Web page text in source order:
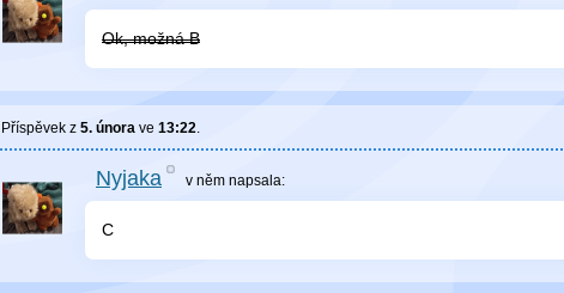
Ok, možná B
Příspěvek z 5. února ve 13:22.
Nyjaka v němnapsala:
C